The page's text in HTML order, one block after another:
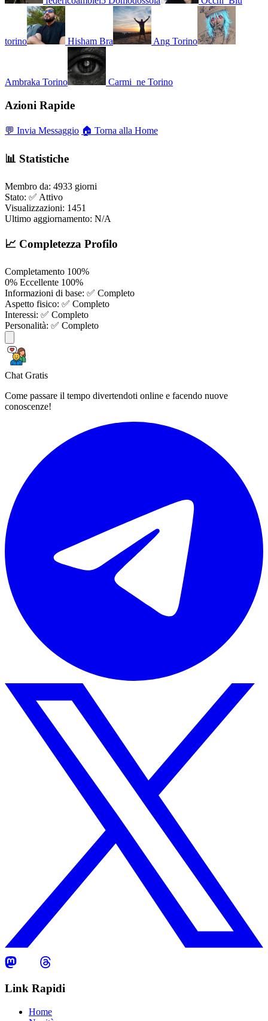
torino Hisham Bra Ang Torino
Ambraka Torino Carmi_ne Torino
Azioni Rapide
💬 Invia Messaggio 🏠 Torna alla Home
📊 Statistiche
Membro da: 4933 giorni
Stato: ✅ Attivo
Visualizzazioni: 1451
Ultimo aggiornamento: N/A
📈 Completezza Profilo
Completamento 100%
0% Eccellente 100%
Informazioni di base: ✅ Completo
Aspetto fisico: ✅ Completo
Interessi: ✅ Completo
Personalità: ✅ Completo
Chat Gratis
Come passare il tempo divertendoti online e facendo nuove
conoscenze!
Link Rapidi
Home